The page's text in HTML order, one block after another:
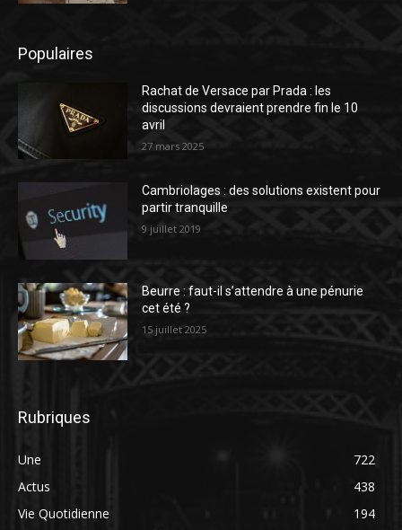
Populaires
Rachat de Versace par Prada : les
discussions devraient prendre fin le 10
avril
27 mars 2025
Cambriolages : des solutions existent pour
partir tranquille
9 juillet 2019
Beurre : faut-il s’attendre à une pénurie
cet été ?
15 juillet 2025
Rubriques
Une
722
Actus
438
Vie Quotidienne
194